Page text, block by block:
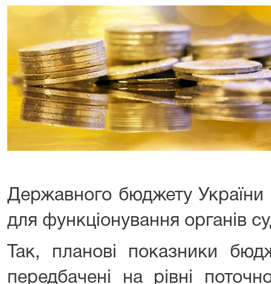
Державного бюджету України
для функціонування органів
Так, планові показники
передбачені на рівні